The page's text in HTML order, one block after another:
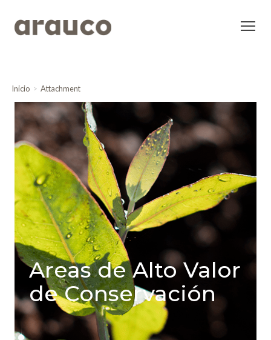
Inicio Attachment
Areas de Alto Valor
de Conservación